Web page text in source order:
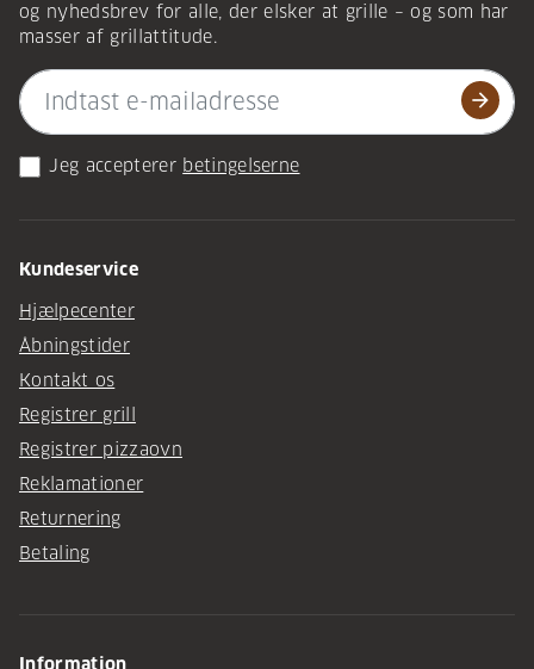
og nyhedsbrev for alle, der elsker at grille – og som har
masser af grillattitude.
arrow_forward
Jeg accepterer betingelserne
Kundeservice
Hjælpecenter
Åbningstider
Kontakt os
Registrer grill
Registrer pizzaovn
Reklamationer
Returnering
Betaling
Information